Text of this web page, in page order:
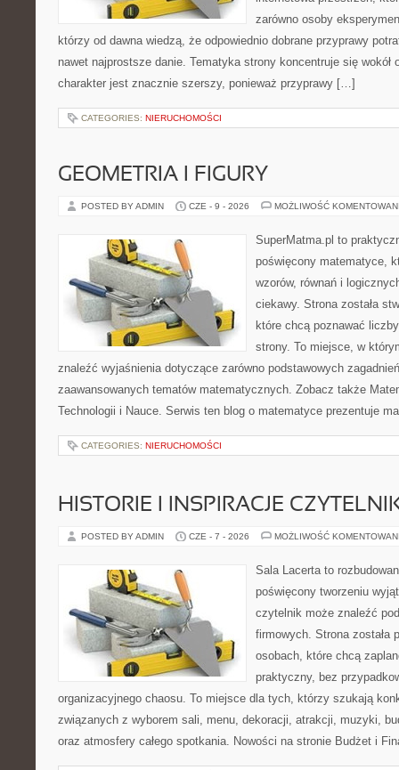
zarówno osoby
którzy od dawna wiedzą, że odpowiednio dobrane przyprawy
nawet najprostsze danie. Tematyka strony koncentruje się wokół
charakter jest znacznie szerszy, ponieważ przyprawy […]
CATEGORIES: NIERUCHOMOŚCI
GEOMETRIA I FIGURY
POSTED BY ADMIN CZE - 9 - 2026 MOŻLIWOŚĆ
SuperMatma.pl to
poświęcony matematyce,
wzorów, równań i
ciekawy. Strona została
które chcą poznawać
strony. To miejsce, w
znaleźć wyjaśnienia dotyczące zarówno podstawowych
zaawansowanych tematów matematycznych. Zobacz także
Technologii i Nauce. Serwis ten blog o matematyce prezentuje
CATEGORIES: NIERUCHOMOŚCI
HISTORIE I INSPIRACJE
POSTED BY ADMIN CZE - 7 - 2026 MOŻLIWOŚĆ
Sala Lacerta to
poświęcony tworzeniu
czytelnik może znaleźć
firmowych. Strona została
osobach, które chcą
praktyczny, bez
organizacyjnego chaosu. To miejsce dla tych, którzy szukają
związanych z wyborem sali, menu, dekoracji, atrakcji, muzyki,
oraz atmosfery całego spotkania. Nowości na stronie Budżet i